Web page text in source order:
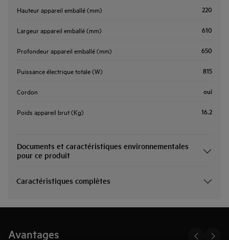
Hauteur appareil emballé (mm) 220
Largeur appareil emballé (mm) 610
Profondeur appareil emballé (mm) 650
Puissance électrique totale (W) 815
Cordon oui
Poids appareil brut (Kg) 16.2
Documents et caractéristiques environnementales
pour ce produit
Caractéristiques complètes
Avantages